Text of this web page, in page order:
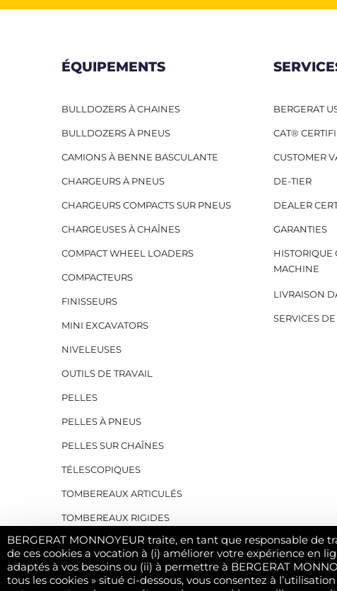
ÉQUIPEMENTS
BULLDOZERS À CHAINES
BULLDOZERS À PNEUS
CAMIONS À BENNE BASCULANTE
CHARGEURS À PNEUS
CHARGEURS COMPACTS SUR PNEUS
CHARGEUSES À CHAÎNES
COMPACT WHEEL LOADERS
COMPACTEURS
FINISSEURS
MINI EXCAVATORS
NIVELEUSES
OUTILS DE TRAVAIL
PELLES
PELLES À PNEUS
PELLES SUR CHAÎNES
TÉLESCOPIQUES
TOMBEREAUX ARTICULÉS
TOMBEREAUX RIGIDES
TRACTOPELLES
BERGERAT
CAT®
CUSTOMER
DE-TIER
DEALER
GARANTIES
HISTORIQUE
MACHINE
LIVRAISON
SERVICES
BERGERAT MONNOYEUR traite, en tant que responsable
de ces cookies a vocation à (i) améliorer votre expérience en
adaptés à vos besoins ou (ii) à permettre à BERGERAT
tous les cookies » situé ci-dessous, vous consentez à